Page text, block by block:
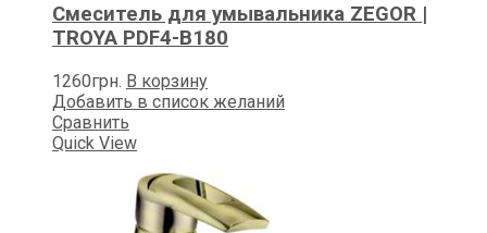
Смеситель для умывальника ZEGOR |
TROYA PDF4-В180
1260грн. В корзину
Добавить в список желаний
Сравнить
Quick View